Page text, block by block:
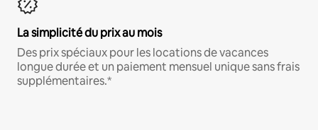
La simplicité du prix au mois
Des prix spéciaux pour les locations de vacances
longue durée et un paiement mensuel unique sans frais
supplémentaires.*